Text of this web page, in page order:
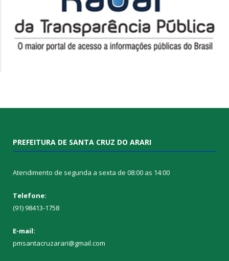
PREFEITURA DE SANTA CRUZ DO ARARI
Atendimento de segunda a sexta de 08:00 as 14:00
Telefone:
(91) 98413-1758
E-mail:
pmsantacruzarari@gmail.com